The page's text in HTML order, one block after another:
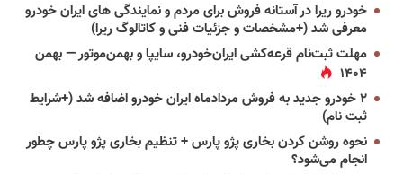
خودرو ریرا در آستانه فروش برای مردم و نمایندگی های ایران خودرو
معرفی شد (+مشخصات و جزئیات فنی و کاتالوگ ریرا)
مهلت ثبت‌نام قرعه‌کشی ایران‌خودرو، سایپا و بهمن‌موتور — بهمن
۱۴۰۴
۲ خودرو جدید به فروش مردادماه ایران خودرو اضافه شد (+شرایط
ثبت نام)
نحوه روشن کردن بخاری پژو پارس + تنظیم بخاری پژو پارس چطور
انجام می‌شود؟